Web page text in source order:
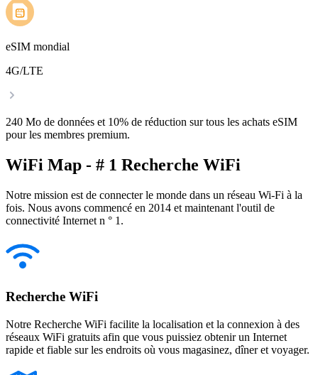
eSIM mondial
4G/LTE
240 Mo de données et 10% de réduction sur tous les achats eSIM
pour les membres premium.
WiFi Map - # 1 Recherche WiFi
Notre mission est de connecter le monde dans un réseau Wi-Fi à la
fois. Nous avons commencé en 2014 et maintenant l'outil de
connectivité Internet n ° 1.
Recherche WiFi
Notre Recherche WiFi facilite la localisation et la connexion à des
réseaux WiFi gratuits afin que vous puissiez obtenir un Internet
rapide et fiable sur les endroits où vous magasinez, dîner et voyager.